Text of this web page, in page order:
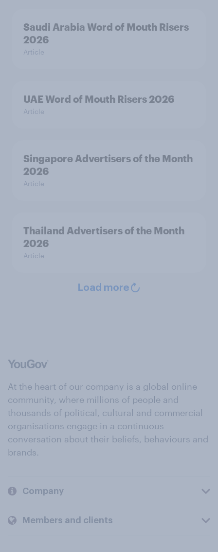
Saudi Arabia Word of Mouth Risers
2026
Article
UAE Word of Mouth Risers 2026
Article
Singapore Advertisers of the Month
2026
Article
Thailand Advertisers of the Month
2026
Article
Load more
At the heart of our company is a global online
community, where millions of people and
thousands of political, cultural and commercial
organisations engage in a continuous
conversation about their beliefs, behaviours and
brands.
Company
Members and clients